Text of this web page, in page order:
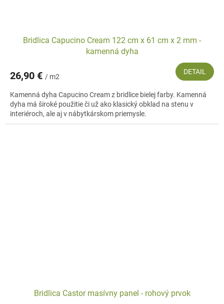
Bridlica Capucino Cream 122 cm x 61 cm x 2 mm -
kamenná dyha
26,90 € / m2
DETAIL
Kamenná dyha Capucino Cream z bridlice bielej farby. Kamenná
dyha má široké použitie či už ako klasický obklad na stenu v
interiéroch, ale aj v nábytkárskom priemysle.
Bridlica Castor masívny panel - rohový prvok